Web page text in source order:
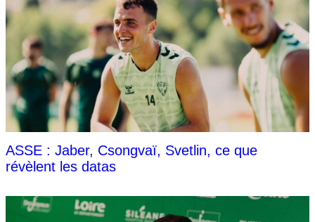
ASSE : Jaber, Csongvaï, Svetlin, ce que
révèlent les datas